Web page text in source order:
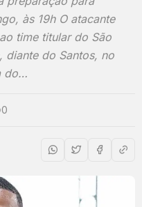
às 19h O atacante
time titular do São
diante do Santos, no
do…
0